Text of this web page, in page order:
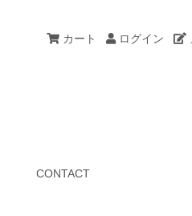
カート ログイン
CONTACT